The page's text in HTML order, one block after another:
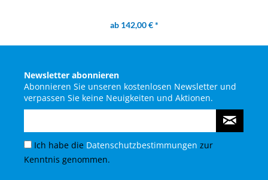
ab 142,00 € *
Newsletter abonnieren
Abonnieren Sie unseren kostenlosen Newsletter und
verpassen Sie keine Neuigkeiten und Aktionen.
Ich habe die Datenschutzbestimmungen zur
Kenntnis genommen.